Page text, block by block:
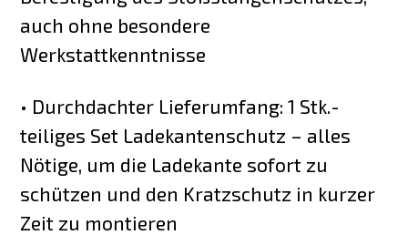
auch ohne besondere
Werkstattkenntnisse
• Durchdachter Lieferumfang: 1 Stk.-
teiliges Set Ladekantenschutz – alles
Nötige, um die Ladekante sofort zu
schützen und den Kratzschutz in kurzer
Zeit zu montieren